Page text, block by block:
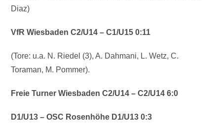
Diaz)
VfR Wiesbaden C2/U14 – C1/U15 0:11
(Tore: u.a. N. Riedel (3), A. Dahmani, L. Wetz, C.
Toraman, M. Pommer).
Freie Turner Wiesbaden C2/U14 – C2/U14 6:0
D1/U13 – OSC Rosenhöhe D1/U13 0:3